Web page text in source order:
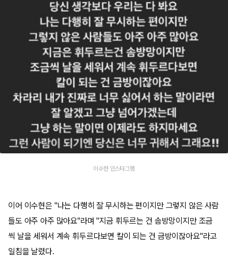
이수현 인스타그램
이어 이수현은 "나는 다행히 잘 무시하는 편이지만 그렇지 않은 사람
들도 아주 아주 많아요"라며 "지금 휘두르는 건 솜방망이지만 조금
씩 날을 세워서 계속 휘두르다보면 칼이 되는 건 금방이잖아요"라고
일침을 날렸다.